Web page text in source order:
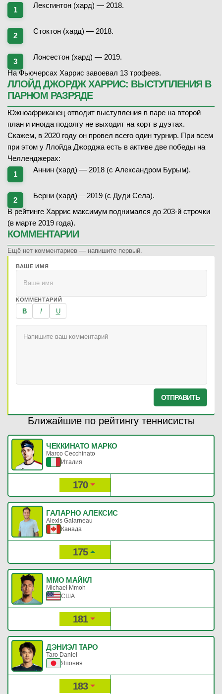
Лексгинтон (хард) — 2018.
Стоктон (хард) — 2018.
Лонсестон (хард) — 2019.
На Фьючерсах Харрис завоевал 13 трофеев.
ЛЛОЙД ДЖОРДЖ ХАРРИС: ВЫСТУПЛЕНИЯ В
ПАРНОМ РАЗРЯДЕ
Южноафриканец отводит выступления в паре на второй
план и иногда подолгу не выходит на корт в дуэтах.
Скажем, в 2020 году он провел всего один турнир. При всем
при этом у Ллойда Джорджа есть в активе две победы на
Челленджерах:
Аннин (хард) — 2018 (с Александром Бурым).
Берни (хард)— 2019 (с Дуди Села).
В рейтинге Харрис максимум поднимался до 203-й строчки
(в марте 2019 года).
КОММЕНТАРИИ
Ещё нет комментариев — напишите первый.
ВАШЕ ИМЯ
КОММЕНТАРИЙ
B I U
ОТПРАВИТЬ
Ближайшие по рейтингу теннисисты
ЧЕККИНАТО МАРКО
Marco Cecchinato
Италия
170
ГАЛАРНО АЛЕКСИС
Alexis Galarneau
Канада
175
ММО МАЙКЛ
Michael Mmoh
США
181
ДЭНИЭЛ ТАРО
Taro Daniel
Япония
183